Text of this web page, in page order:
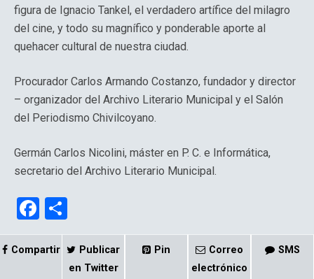
figura de Ignacio Tankel, el verdadero artífice del milagro
del cine, y todo su magnífico y ponderable aporte al
quehacer cultural de nuestra ciudad.
Procurador Carlos Armando Costanzo, fundador y director
– organizador del Archivo Literario Municipal y el Salón
del Periodismo Chivilcoyano.
Germán Carlos Nicolini, máster en P. C. e Informática,
secretario del Archivo Literario Municipal.
F
a
ce
o
m
Compartir
Publicar
en Twitter
Pin
Correo
electrónico
SMS